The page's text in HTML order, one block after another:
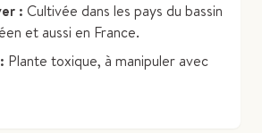
: Cultivée dans les pays du bassin
et aussi en France.
Plante toxique, à manipuler avec